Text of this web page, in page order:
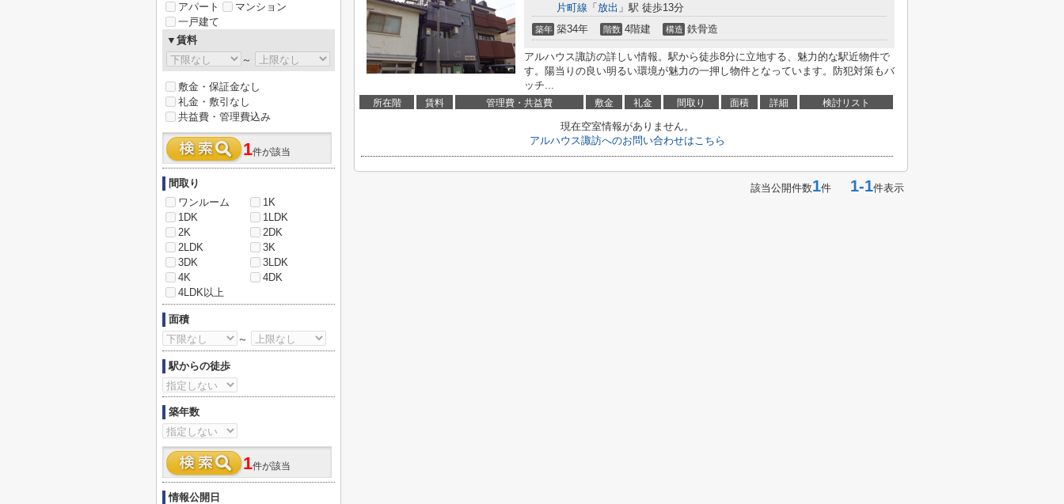
片町線 「 放出 」駅 徒歩13分
築年 築34年 階数 4階建 構造 鉄骨造
アルハウス諏訪の詳しい情報。駅から徒歩8分に立地する、魅力的な駅近物件で
す。陽当りの良い明るい環境が魅力の一押し物件となっています。防犯対策もバ
ッチ...
所在階 賃料 管理費・共益費 敷金 礼金 間取り 面積 詳細 検討リスト
現在空室情報がありません。
アルハウス諏訪へのお問い合わせはこちら
該当公開件数1件 1-1件表示
アパート
マンション
一戸建て
▼賃料
～
敷金・保証金なし
礼金・敷引なし
共益費・管理費込み
1件が該当
間取り
ワンルーム
1K
1DK
1LDK
2K
2DK
2LDK
3K
3DK
3LDK
4K
4DK
4LDK以上
面積
～
駅からの徒歩
築年数
1件が該当
情報公開日